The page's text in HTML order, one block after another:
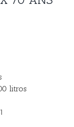
litros